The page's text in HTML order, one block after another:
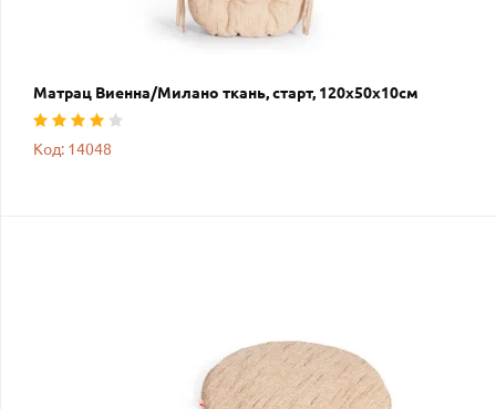
Матрац Виенна/Милано ткань, старт, 120х50х10см
Код: 14048